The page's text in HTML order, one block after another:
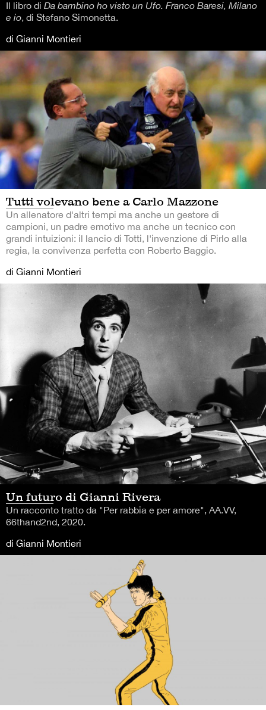
Il libro di Da bambino ho visto un Ufo. Franco Baresi, Milano
e io, di Stefano Simonetta.
di Gianni Montieri
Tutti volevano bene a Carlo Mazzone
Un allenatore d'altri tempi ma anche un gestore di
campioni, un padre emotivo ma anche un tecnico con
grandi intuizioni: il lancio di Totti, l'invenzione di Pirlo alla
regia, la convivenza perfetta con Roberto Baggio.
di Gianni Montieri
Un futuro di Gianni Rivera
Un racconto tratto da "Per rabbia e per amore", AA.VV,
66thand2nd, 2020.
di Gianni Montieri